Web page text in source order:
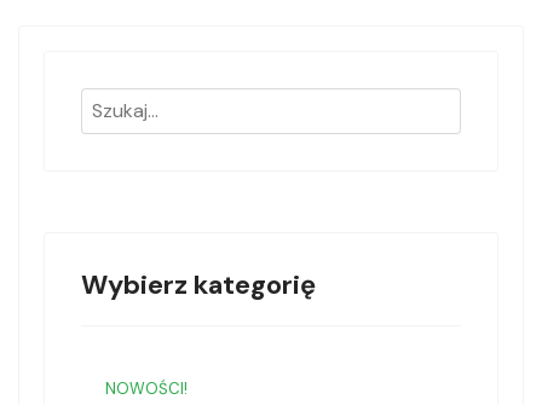
Wybierz kategorię
NOWOŚCI!